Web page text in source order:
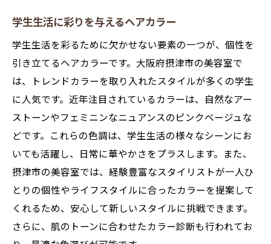
学生生活に彩りを与えるヘアカラー
学生生活を彩るために欠かせない要素の一つが、個性を
引き立てるヘアカラーです。大阪府摂津市の美容室で
は、トレンドカラーを取り入れたスタイルが多くの学生
に人気です。近年注目されているカラーは、自然なアー
ストーンやフェミニンなニュアンスのピンクベージュな
どです。これらの色調は、学生生活の様々なシーンにお
いても活躍し、日常に華やかさをプラスします。また、
摂津市の美容室では、経験豊富なスタイリストが一人ひ
とりの個性やライフスタイルに合ったカラーを提案して
くれるため、安心して新しいスタイルに挑戦できます。
さらに、肌のトーンに合わせたカラー診断も行われてお